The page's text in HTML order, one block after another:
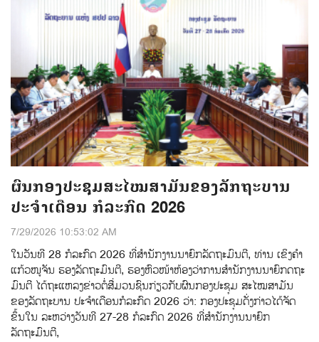
ຜົນກອງປະຊຸມສະໄໝສາມັນຂອງລັກຖະບານ
ປະຈຳເດືອນ ກໍລະກົດ 2026
7/29/2026 10:53:02 AM
ໃນວັນທີ 28 ກໍລະກົດ 2026 ທີ່ສໍານັກງານນາຍົກລັດຖະມົນຕີ, ທ່ານ ເຂິງຄຳ
ແກ້ວໜູຈັນ ຮອງລັດຖະມົນຕີ, ຮອງຫົວໜ້າຫ້ອງວ່າການສໍານັກງານນາຍົກດຖະ
ມົນຕີ ໄດ້ຖະແຫລງຂ່າວຕໍ່ສ່ືມວນຊົນກ່ຽວກັບຜົນກອງປະຊຸມ ສະໄໝສາມັນ
ຂອງລັດຖະບານ ປະຈຳເດືອນກໍລະກົດ 2026 ວ່າ: ກອງປະຊຸມດັ່ງກ່າວໄດ້ຈັດ
ຂຶ້ນໃນ ລະຫວ່າງວັນທີ 27-28 ກໍລະກົດ 2026 ທີ່ສໍານັກງານນາຍົກ
ລັດຖະມົນຕີ,